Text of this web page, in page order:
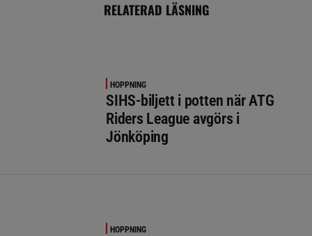
RELATERAD LÄSNING
HOPPNING
SIHS-biljett i potten när ATG
Riders League avgörs i
Jönköping
HOPPNING